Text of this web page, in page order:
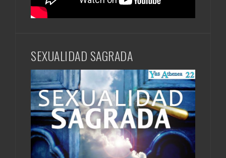
SEXUALIDAD SAGRADA